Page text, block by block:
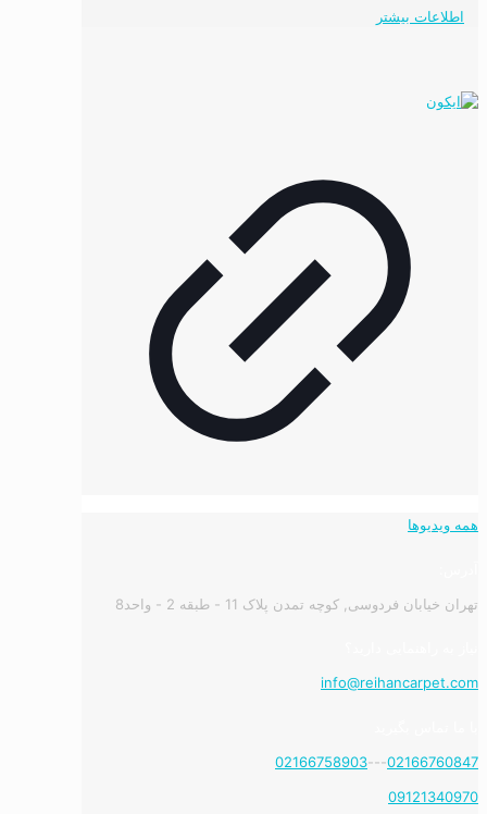
اطلاعات بیشتر
همه ویدیوها
تهران خیابان فردوسی, کوچه تمدن پلاک 11 - طبقه 2 - واحد8
info@reihancarpet.com
02166760847
---
02166758903
09121340970